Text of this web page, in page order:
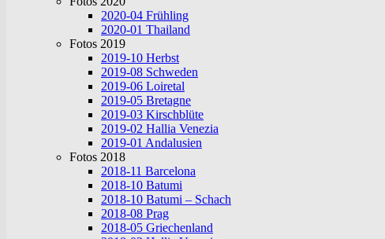
2020-04 Frühling
2020-01 Thailand
Fotos 2019
2019-10 Herbst
2019-08 Schweden
2019-06 Loiretal
2019-05 Bretagne
2019-03 Kirschblüte
2019-02 Hallia Venezia
2019-01 Andalusien
Fotos 2018
2018-11 Barcelona
2018-10 Batumi
2018-10 Batumi – Schach
2018-08 Prag
2018-05 Griechenland